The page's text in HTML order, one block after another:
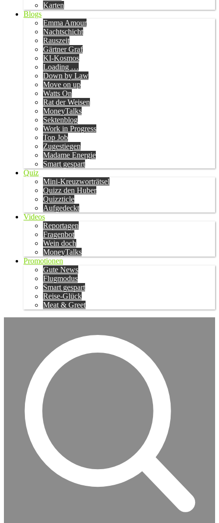
Karten
Blogs
Emma Amour
Nachtschicht
Rauszeit
Gärtner Graf
KI-Kosmos
Loading …
Down by Law
Move on up
Watts On
Rat der Weisen
MoneyTalks
Sektenblog
Work in Progress
Top Job
Zugestiegen
Madame Energie
Smart gespart
Quiz
Mini-Kreuzworträtsel
Quizz den Huber
Quizzticle
Aufgedeckt
Videos
Reportagen
Fragenbot
Wein doch
MoneyTalks
Promotionen
Gute News
Flugmodus
Smart gespart
Reise-Glück
Meat & Greet